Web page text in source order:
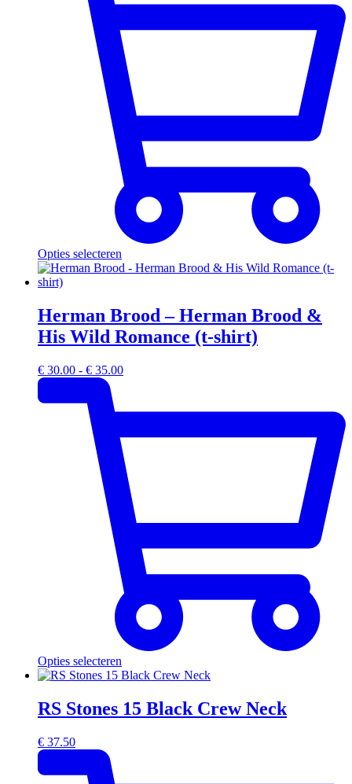
€ 32.50
Opties selecteren
Herman Brood – Herman Brood &
His Wild Romance (t-shirt)
€ 30.00 - € 35.00Prijsklasse:
€ 35.00
Opties selecteren
RS Stones 15 Black Crew Neck
€ 37.50